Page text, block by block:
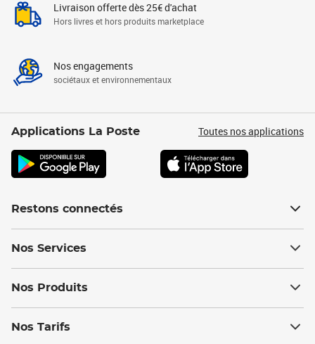
Livraison offerte dès 25€ d'achat
Hors livres et hors produits marketplace
Nos engagements
sociétaux et environnementaux
Applications La Poste Toutes nos applications
Restons connectés
Nos Services
Nos Produits
Nos Tarifs